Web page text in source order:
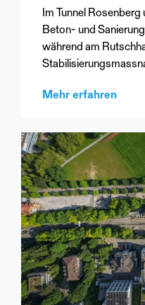
Im Tunnel
Beton- und
während am
Mehr erfahren